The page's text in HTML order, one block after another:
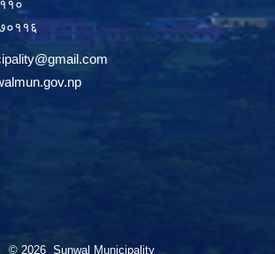
© 2026 Sunwal Municipality